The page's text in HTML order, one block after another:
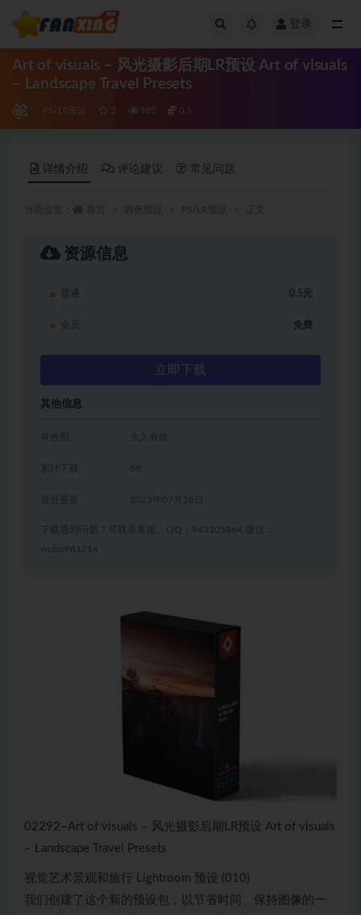
登录
Art of visuals – 风光摄影后期LR预设 Art of visuals
– Landscape Travel Presets
PS/LR预设 2 385 0.5
详情介绍 评论建议 常见问题
资源信息
普通 0.5元
会员 免费
立即下载
其他信息
有效期 永久有效
累计下载 88
2023年07月28日
下载遇到问题？可联系客服。QQ：943105864 微信：
wubo961214
02292–Art of visuals – 风光摄影后期LR预设 Art of visuals
– Landscape Travel Presets
视觉艺术景观和旅行 Lightroom 预设 (010)
我们创建了这个新的预设包，以节省时间、保持图像的一